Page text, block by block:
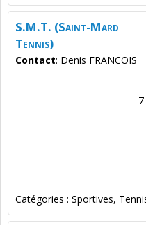
S.M.T. (Saint-Mard
Tennis)
Contact: Denis FRANCOIS
Catégories : Sportives,